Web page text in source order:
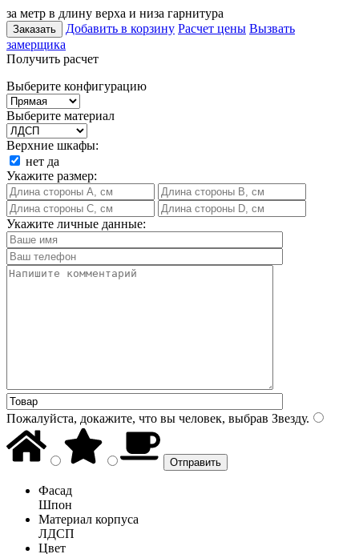
за метр в длину верха и низа гарнитура
Заказать Добавить в корзину Расчет цены Вызвать
замерщика
Получить расчет
Выберите конфигурацию
Выберите материал
Верхние шкафы:
нет да
Укажите размер:
Укажите личные данные:
Пожалуйста, докажите, что вы человек, выбрав Звезду.
Фасад
Шпон
Материал корпуса
ЛДСП
Цвет